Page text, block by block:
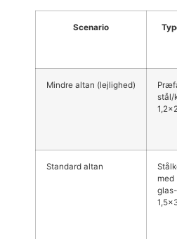
Scenario
Mindre altan (lejlighed)
stål/
Standard altan
med